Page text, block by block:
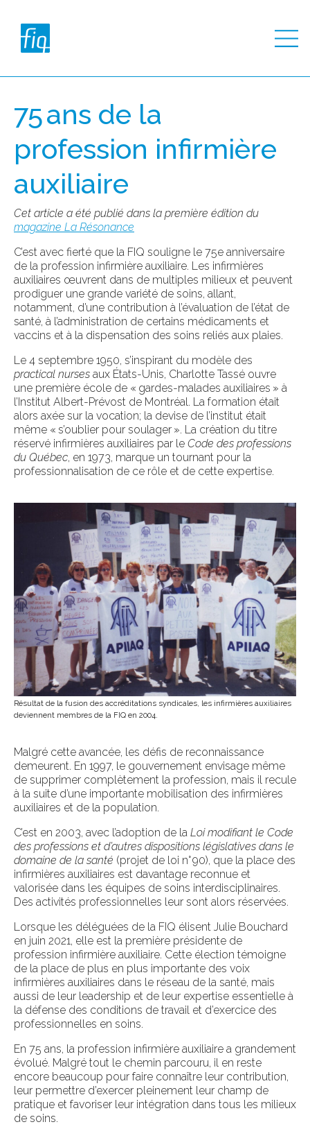
75 ans de la
profession infirmière
auxiliaire
Cet article a été publié dans la première édition du
magazine La Résonance
C’est avec fierté que la FIQ souligne le 75e anniversaire
de la profession infirmière auxiliaire. Les infirmières
auxiliaires œuvrent dans de multiples milieux et peuvent
prodiguer une grande variété de soins, allant,
notamment, d’une contribution à l’évaluation de l’état de
santé, à l’administration de certains médicaments et
vaccins et à la dispensation des soins reliés aux plaies.
Le 4 septembre 1950, s’inspirant du modèle des
practical nurses aux États-Unis, Charlotte Tassé ouvre
une première école de « gardes-malades auxiliaires » à
l’Institut Albert-Prévost de Montréal. La formation était
alors axée sur la vocation; la devise de l’institut était
même « s’oublier pour soulager ». La création du titre
réservé infirmières auxiliaires par le Code des professions
du Québec, en 1973, marque un tournant pour la
professionnalisation de ce rôle et de cette expertise.
Résultat de la fusion des accréditations syndicales, les infirmières auxiliaires
deviennent membres de la FIQ en 2004.
Malgré cette avancée, les défis de reconnaissance
demeurent. En 1997, le gouvernement envisage même
de supprimer complètement la profession, mais il recule
à la suite d’une importante mobilisation des infirmières
auxiliaires et de la population.
C’est en 2003, avec l’adoption de la Loi modifiant le Code
des professions et d’autres dispositions législatives dans le
domaine de la santé (projet de loi n° 90), que la place des
infirmières auxiliaires est davantage reconnue et
valorisée dans les équipes de soins interdisciplinaires.
Des activités professionnelles leur sont alors réservées.
Lorsque les déléguées de la FIQ élisent Julie Bouchard
en juin 2021, elle est la première présidente de
profession infirmière auxiliaire. Cette élection témoigne
de la place de plus en plus importante des voix
infirmières auxiliaires dans le réseau de la santé, mais
aussi de leur leadership et de leur expertise essentielle à
la défense des conditions de travail et d’exercice des
professionnelles en soins.
En 75 ans, la profession infirmière auxiliaire a grandement
évolué. Malgré tout le chemin parcouru, il en reste
encore beaucoup pour faire connaître leur contribution,
leur permettre d’exercer pleinement leur champ de
pratique et favoriser leur intégration dans tous les milieux
de soins.